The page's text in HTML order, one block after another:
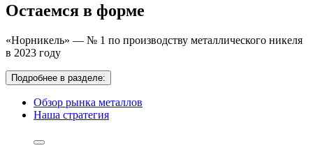
Остаемся в форме
«Норникель» — № 1 по производству металлического никеля
в 2023 году
Подробнее в разделе:
Обзор рынка металлов
Наша стратегия